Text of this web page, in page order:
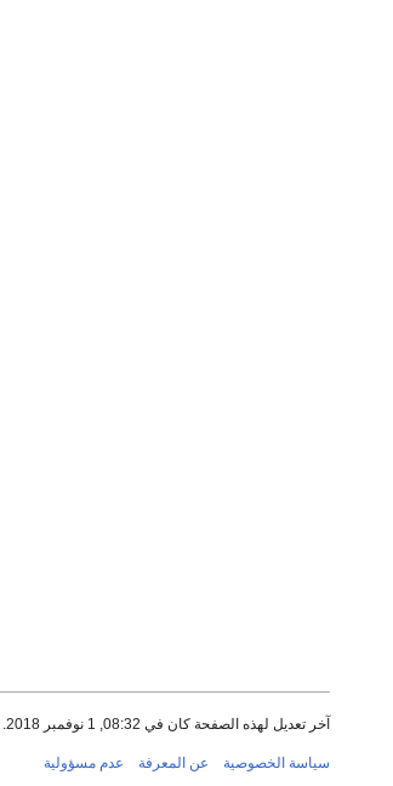
آخر تعديل لهذه الصفحة كان في 08:32, 1 نوفمبر 2018.
سياسة الخصوصية عن المعرفة عدم مسؤولية